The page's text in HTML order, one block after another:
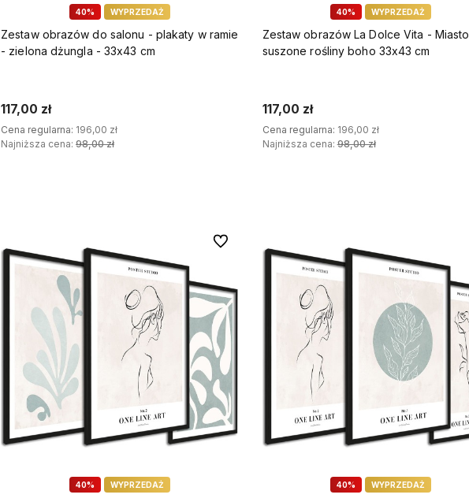
40% WYPRZEDAŻ
Zestaw obrazów do salonu - plakaty w ramie
- zielona dżungla - 33x43 cm
117,00 zł
Cena regularna: 196,00 zł
Najniższa cena: 98,00 zł
40% WYPRZEDAŻ
Zestaw obrazów La Dolce Vita - Miasto,
suszone rośliny boho 33x43 cm
117,00 zł
Cena regularna: 196,00 zł
Najniższa cena:98,00 zł
40% WYPRZEDAŻ
Do ulubionych
40% WYPRZEDAŻ